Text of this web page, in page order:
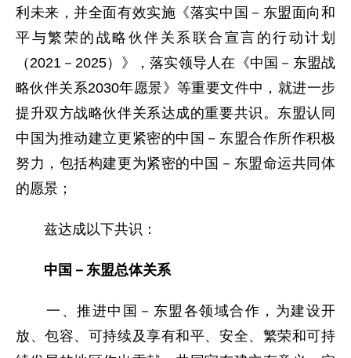
利未来，并全面有效实施《落实中国－东盟面向和
平与繁荣的战略伙伴关系联合宣言的行动计划
（2021－2025）》，落实领导人在《中国－东盟战
略伙伴关系2030年愿景》等重要文件中，就进一步
提升双方战略伙伴关系达成的重要共识。东盟认同
中国为推动建立更紧密的中国－东盟合作所作积极
努力，包括构建更为紧密的中国－东盟命运共同体
的愿景；
兹达成以下共识：
中国－东盟总体关系
一、推进中国－东盟各领域合作，为建设开
放、包容、可持续及享有和平、安全、繁荣和可持